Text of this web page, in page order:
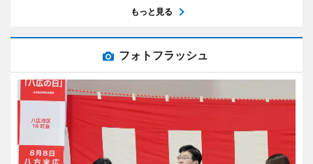
もっと見る
フォトフラッシュ